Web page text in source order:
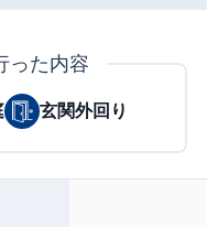
った内容
玄関外回り